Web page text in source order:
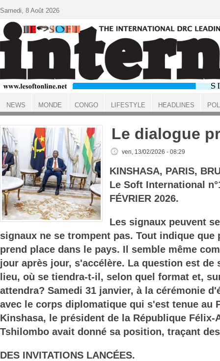
ACCUEIL
Le dialogue
ven, 13/02/2026 - 08:29
KINSHASA, PARIS,
Le Soft International
FÉVRIER 2026.
Les signaux peuvent
signaux ne se trompent pas. Tout indique que
prend place dans le pays. Il semble même
jour après jour, s'accélère. La question est de
lieu, où se tiendra-t-il, selon quel format et,
attendra? Samedi 31 janvier, à la cérémonie
avec le corps diplomatique qui s'est tenue au
Kinshasa, le président de la République Félix-
Tshilombo avait donné sa position, traçant
DES INVITATIONS LANCÉES.
Samedi, 8 Août 2026
NEWS MONDE CONGO LIFESTYLE HEADLINES